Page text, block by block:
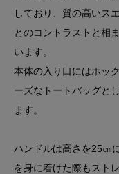
しており、質の高いス
とのコントラストと相
います。
本体の入り口にはホッ
ーズなトートバッグと
ます。
ハンドルは高さを25㎝
を身に着けた際もスト